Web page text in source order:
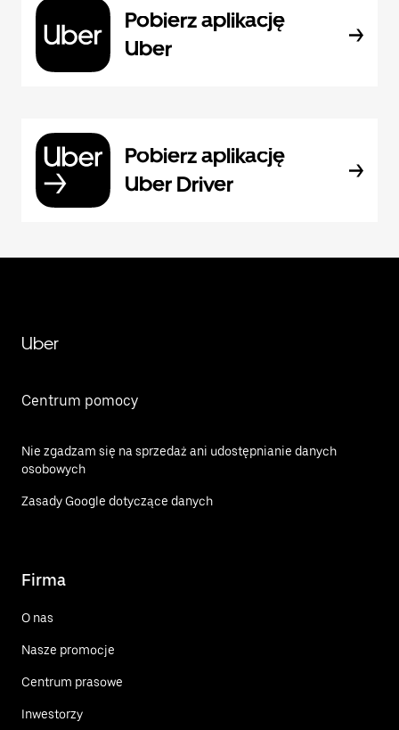
Pobierz aplikację
Uber
Pobierz aplikację
Uber Driver
Uber
Centrum pomocy
Nie zgadzam się na sprzedaż ani udostępnianie danych
osobowych
Zasady Google dotyczące danych
Firma
O nas
Nasze promocje
Centrum prasowe
Inwestorzy